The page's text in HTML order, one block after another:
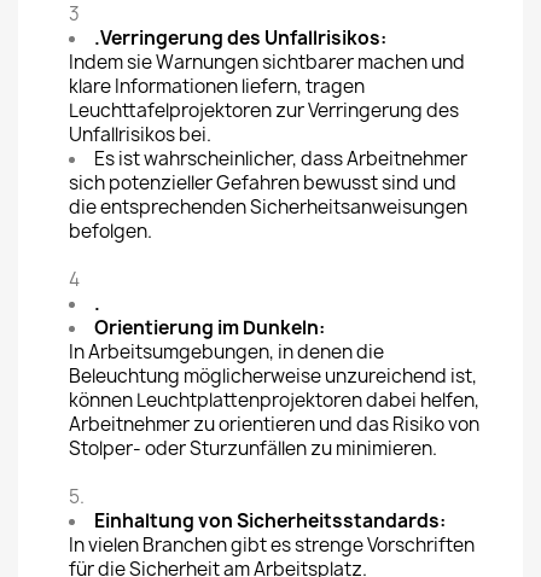
3
.Verringerung des Unfallrisikos:
Indem sie Warnungen sichtbarer machen und
klare Informationen liefern, tragen
Leuchttafelprojektoren zur Verringerung des
Unfallrisikos bei.
Es ist wahrscheinlicher, dass Arbeitnehmer
sich potenzieller Gefahren bewusst sind und
die entsprechenden Sicherheitsanweisungen
befolgen.
4
.
Orientierung im Dunkeln:
In Arbeitsumgebungen, in denen die
Beleuchtung möglicherweise unzureichend ist,
können Leuchtplattenprojektoren dabei helfen,
Arbeitnehmer zu orientieren und das Risiko von
Stolper- oder Sturzunfällen zu minimieren.
5.
Einhaltung von Sicherheitsstandards:
In vielen Branchen gibt es strenge Vorschriften
für die Sicherheit am Arbeitsplatz.